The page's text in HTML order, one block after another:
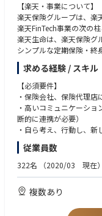
の業務をお任せする可能
【働く環境】
サービスセンター長、ス
成され、メンバーは20名
新卒、中途採用多様な
者の方が多いです。
【楽天・事業について】
楽天保険グループは、楽
楽天FinTech事業の次の
楽天生命は、楽天保険グ
シンプルな定期保険・終
年層向けの総合安心保険
を販売しています。
全国で展開する対面代
するインターネットチャ
身近でありそうな生命
した先進的な生命保険会
いきます。
【署について】
全国に約4,200店の専属
ります。
エリア担当の代理店に
サポートなどをお任せし
求める経験 / スキル
【必須要件】
・保険会社、保険代理
・高いコミュニケーシ
断的に連携が必要）
・自ら考え、行動し、
【歓迎要件】
・保険業界における代理
・楽天グループのサービ
方
・Excel（Vlookupやピ
従業員数
322名 （2020/03 現在）
複数あり